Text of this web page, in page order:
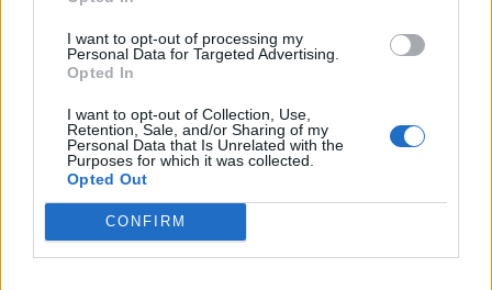
I want to opt-out of processing my
Personal Data for Targeted Advertising.
Opted In
I want to opt-out of Collection, Use,
Retention, Sale, and/or Sharing of my
Personal Data that Is Unrelated with the
Purposes for which it was collected.
Opted Out
CONFIRM
Edellinen artikkeli
Video: Jesperi Kotkaniemi
maalinteossa ensimmäistä
kertaa Hurricanesin paidassa –
osui entistä seuraansa vastaan
Venäjän joukkueeseen tarjolla
tähtiloistoa – näistä pelaajista
LIITTYVÄT ARTIKKELIT
Leijonat julkisti ketjut Sveitsi-peliin –
Aleksander Barkov tekee paluun